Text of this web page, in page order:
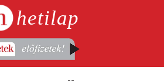
hetilap